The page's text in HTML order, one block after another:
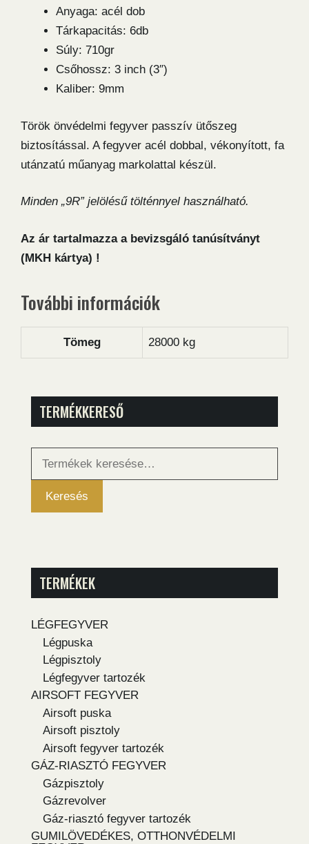
Anyaga: acél dob
Tárkapacitás: 6db
Súly: 710gr
Csőhossz: 3 inch (3″)
Kaliber: 9mm
Török önvédelmi fegyver passzív ütőszeg
biztosítással. A fegyver acél dobbal, vékonyított, fa
utánzatú műanyag markolattal készül.
Minden „9R” jelölésű tölténnyel használható.
Az ár tartalmazza a bevizsgáló tanúsítványt
(MKH kártya) !
További információk
Tömeg 28000 kg
TERMÉKKERESŐ
következőre:
Keresés
TERMÉKEK
LÉGFEGYVER
Légpuska
Légpisztoly
Légfegyver tartozék
AIRSOFT FEGYVER
Airsoft puska
Airsoft pisztoly
Airsoft fegyver tartozék
GÁZ-RIASZTÓ FEGYVER
Gázpisztoly
Gázrevolver
Gáz-riasztó fegyver tartozék
GUMILÖVEDÉKES, OTTHONVÉDELMI